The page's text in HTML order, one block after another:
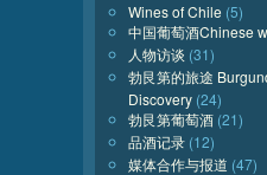
Wines of Chile (5)
中国葡萄酒Chinese
人物访谈 (31)
勃艮第的旅途
Discovery (24)
勃艮第葡萄酒 (21)
品酒记录 (12)
媒体合作与报道 (47)